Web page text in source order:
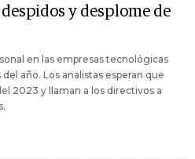
y desplome de
en las empresas tecnológicas
año. Los analistas esperan que
2023 y llaman a los directivos a